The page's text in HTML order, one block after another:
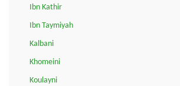
Ibn Kathir
Ibn Taymiyah
Kalbani
Khomeini
Koulayni